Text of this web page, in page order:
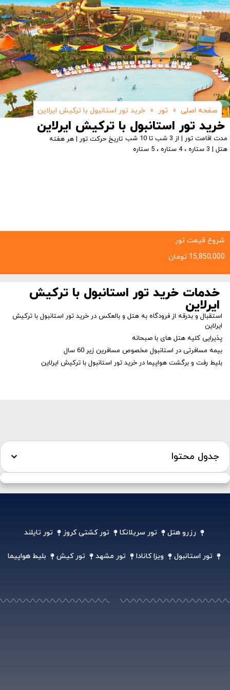
صفحه اصلی » تور » خرید تور استانبول با ترکیش ایرلاین
خرید تور استانبول با ترکیش ایرلاین
مدت اقامت تور | از 3 شب تا 10 شب
تاریخ حرکت تور | هر هفته
هتل | 3 ستاره ، 4 ستاره ، 5 ستاره
شروع قیمت تور:
15,850,000 تومان
خدمات خرید تور استانبول با ترکیش
ایرلاین
استقبال و بدرقه از فرودگاه به هتل و بالعکس در خرید تور استانبول با ترکیش
ایرلاین
پذیرایی کلیه هتل های با صبحانه
بیمه مسافرتی در استانبول مخصوص مسافرین زیر 60 سال
بلیط رفت و برگشت هواپیما در خرید تور استانبول با ترکیش ایرلاین
جدول محتوا
رزرو هتل تور سریلانکا تور کشتی کروز تور تایلند
تور استانبول ویزا کانادا تور مشهد تور کیش بلیط هواپیما